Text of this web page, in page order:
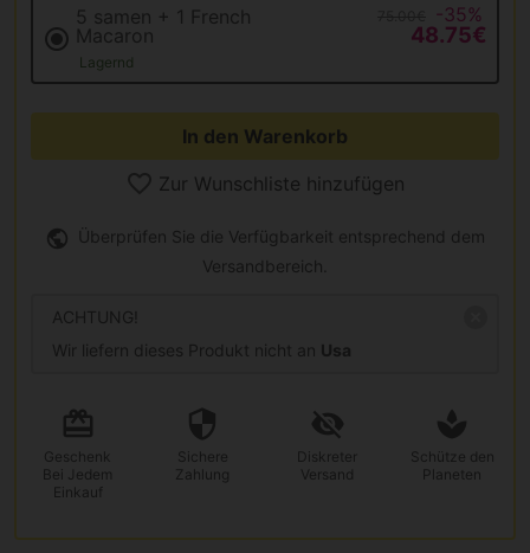
5 samen + 1 French
Macaron
-35%
48.75€
Lagernd
In den Warenkorb
Zur Wunschliste hinzufügen
Überprüfen Sie die Verfügbarkeit entsprechend dem
Versandbereich.
ACHTUNG!
Wir liefern dieses Produkt nicht an Usa
Geschenk
Bei Jedem
Einkauf
Sichere
Zahlung
Diskreter
Versand
Schütze den
Planeten